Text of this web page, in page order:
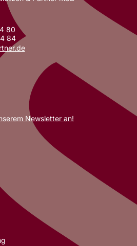
80
84
Newsletter an!